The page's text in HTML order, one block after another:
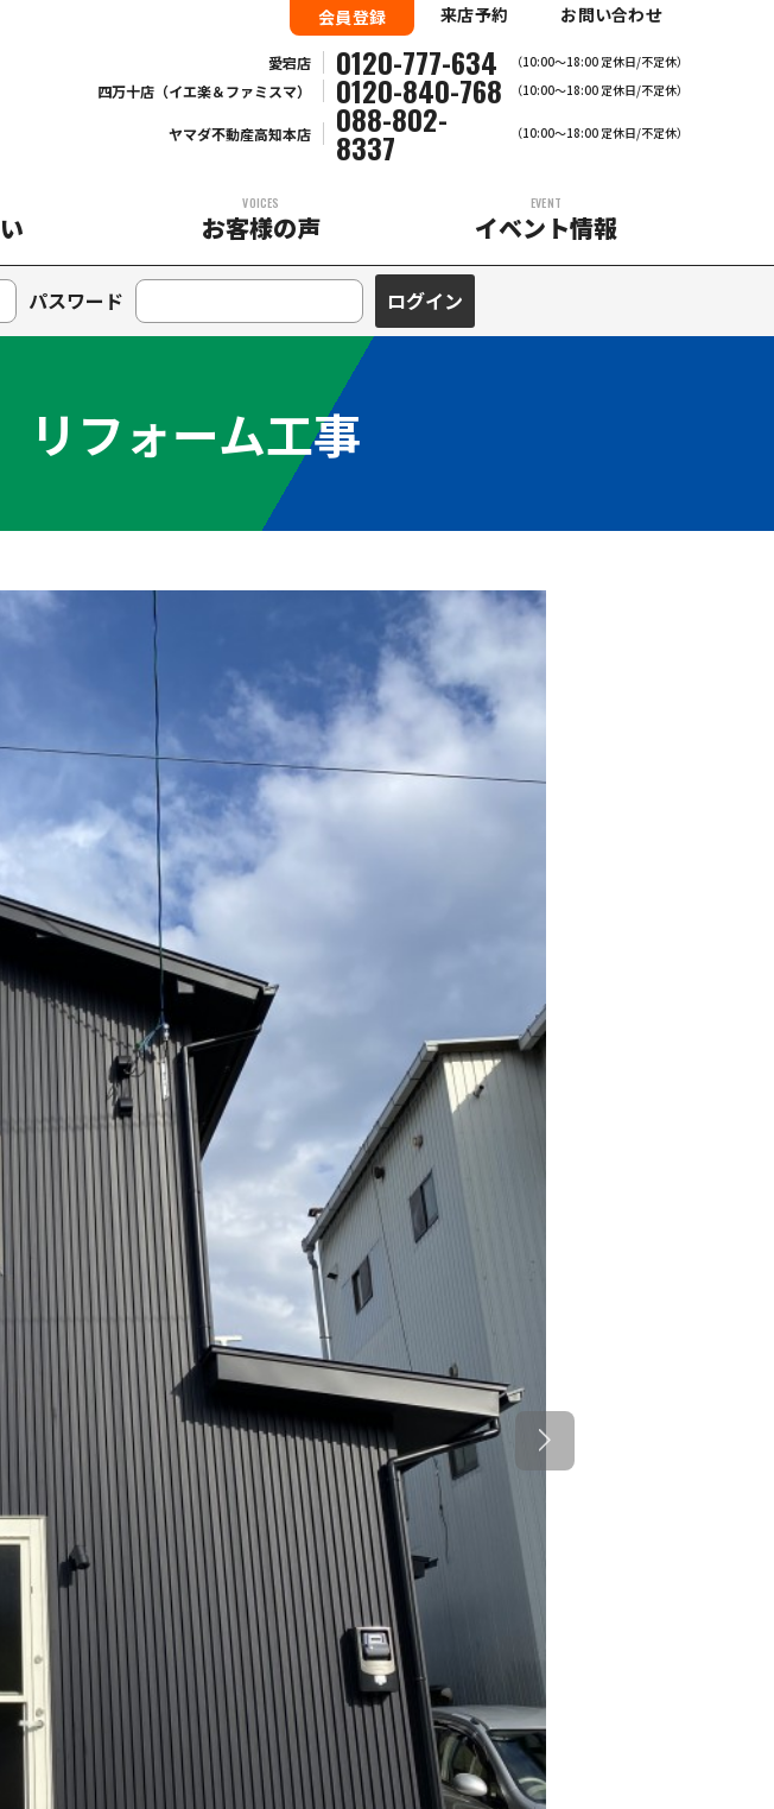
会員登録 来店予約 お問い合わせ
愛宕店 0120-777-634 （10:00～18:00 定休日/不定休）
四万十店（イエ楽＆ファミスマ） 0120-840-768 （10:00〜18:00 定休日/不定休）
ヤマダ不動産高知本店 088-802-
8337 （10:00～18:00 定休日/不定休）
VOICES
お客様の声
EVENT
イベント情報
パスワード
フォーム工事